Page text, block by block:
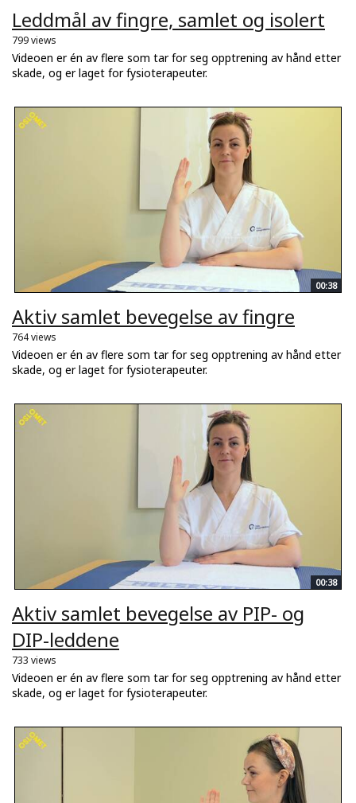
Leddmål av fingre, samlet og isolert
799 views
Videoen er én av flere som tar for seg opptrening av hånd etter
skade, og er laget for fysioterapeuter.
00:38
Aktiv samlet bevegelse av fingre
764 views
Videoen er én av flere som tar for seg opptrening av hånd etter
skade, og er laget for fysioterapeuter.
00:38
Aktiv samlet bevegelse av PIP- og
DIP-leddene
733 views
Videoen er én av flere som tar for seg opptrening av hånd etter
skade, og er laget for fysioterapeuter.